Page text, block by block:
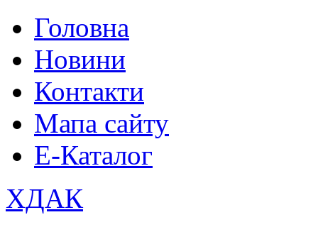
Головна
Новини
Контакти
Мапа сайту
Е-Каталог
ХДАК